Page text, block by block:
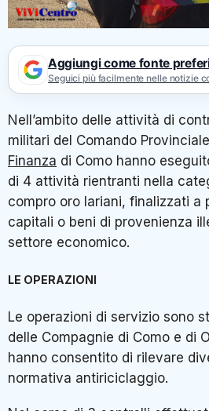
Aggiungi come fonte
Seguici più facilmente nelle notizie
Nell’ambito delle attività di
militari del Comando
Finanza di Como hanno
di 4 attività rientranti nella
compro oro lariani, finalizzati a
capitali o beni di provenienza
settore economico.
LE OPERAZIONI
Le operazioni di servizio sono
delle Compagnie di Como e di
hanno consentito di rilevare
normativa antiriciclaggio.